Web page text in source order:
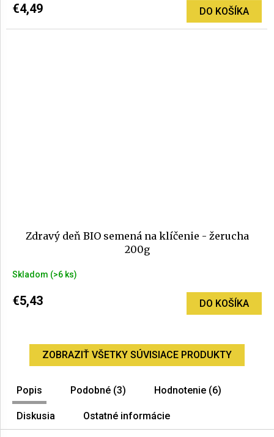
€4,49 DO KOŠÍKA
Zdravý deň BIO semená na klíčenie - žerucha
200g
Skladom (>6 ks)
€5,43 DO KOŠÍKA
ZOBRAZIŤ VŠETKY SÚVISIACE PRODUKTY
Popis Podobné (3) Hodnotenie (6)
Diskusia Ostatné informácie